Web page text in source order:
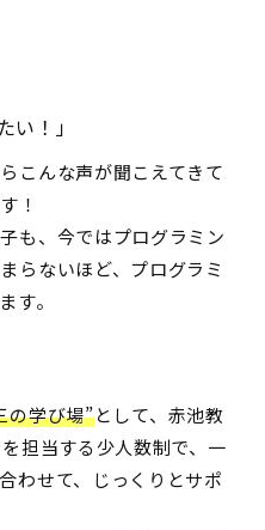
い！」
こんな声が聞こえてきて
！
も、今ではプログラミン
らないほど、プログラミ
す。
の学び場”として、赤池教
担当する少人数制で、一
わせて、じっくりとサポ